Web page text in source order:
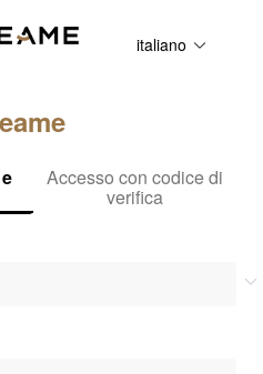
italiano
Accesso con codice di
verifica